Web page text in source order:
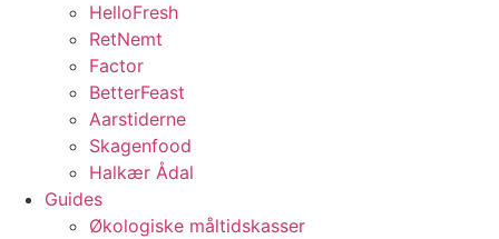
HelloFresh
RetNemt
Factor
BetterFeast
Aarstiderne
Skagenfood
Halkær Ådal
Guides
Økologiske måltidskasser